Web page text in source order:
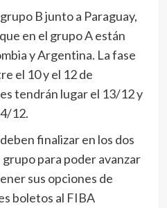
B junto a Paraguay,
en el grupo A están
y Argentina. La fase
el 10 y el 12 de
tendrán lugar el 13/12 y
12.
finalizar en los dos
para poder avanzar
sus opciones de
boletos al FIBA